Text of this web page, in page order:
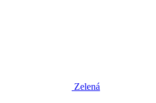
Zelená